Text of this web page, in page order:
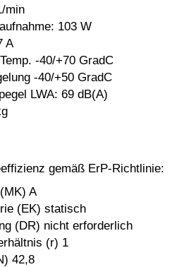
min
103 W
A
-40/+70 GradC
-40/+50 GradC
LWA: 69 dB(A)
gemäß ErP-Richtlinie:
A
(EK) statisch
(DR) nicht erforderlich
(r) 1
42,8